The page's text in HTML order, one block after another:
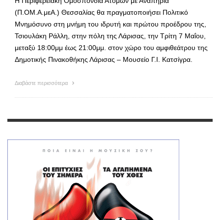
(Π.ΟΜ.Α.μεΑ.) Θεσσαλίας θα πραγματοποιήσει Πολιτικό
Μνημόσυνο στη μνήμη του ιδρυτή και πρώτου προέδρου της,
Τσιουλάκη Ράλλη, στην πόλη της Λάρισας, την Τρίτη 7 Μαΐου,
μεταξύ 18:00μμ έως 21:00μμ. στον χώρο του αμφιθεάτρου της
Δημοτικής Πινακοθήκης Λάρισας – Μουσείο Γ.Ι. Κατσίγρα.
Διαβάστε περισσότερα